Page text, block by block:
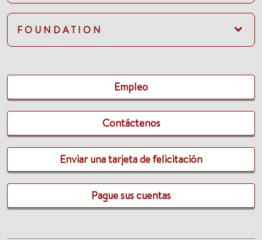
FOUNDATION
Empleo
Contáctenos
Enviar una tarjeta de felicitación
Pague sus cuentas